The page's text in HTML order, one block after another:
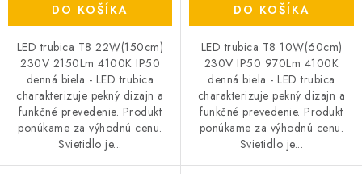
DO KOŠÍKA
LED trubica T8 22W(150cm)
230V 2150Lm 4100K IP50
denná biela - LED trubica
charakterizuje pekný dizajn a
funkčné prevedenie. Produkt
ponúkame za výhodnú cenu.
Svietidlo je...
DO KOŠÍKA
LED trubica T8 10W(60cm)
230V IP50 970Lm 4100K
denná biela - LED trubica
charakterizuje pekný dizajn a
funkčné prevedenie. Produkt
ponúkame za výhodnú cenu.
Svietidlo je...